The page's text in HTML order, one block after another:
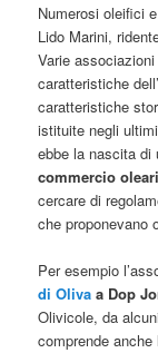
Numerosi oleifici
Lido Marini,
Varie
caratteristiche
caratteristiche
istituite negli
ebbe la nascita di
commercio
cercare di
che proponevano
Per esempio
di Olivaa Dop
Olivicole, da
comprende